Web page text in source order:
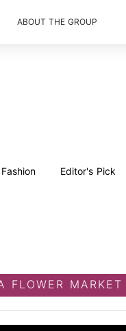
ABOUT THE GROUP
Fashion Editor's Pick
FLOWER MARKET